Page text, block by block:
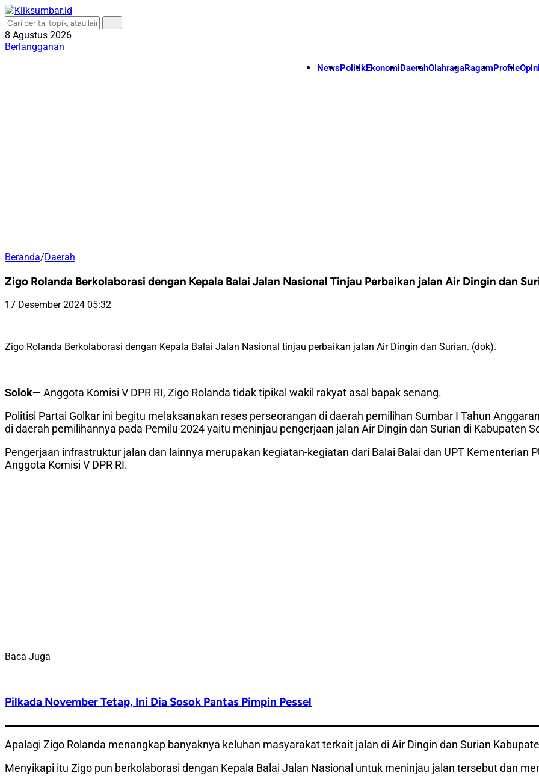
8 Agustus 2026
Berlangganan
NewsPolitikEkonomiDaerahOlahragaRagamProfile
Beranda/Daerah
Zigo Rolanda Berkolaborasi dengan Kepala Balai Jalan Nasional Tinjau Perbaikan jalan Air Dingin dan
17 Desember 2024 05:32
Zigo Rolanda Berkolaborasi dengan Kepala Balai Jalan Nasional tinjau perbaikan jalan Air Dingin dan Surian. (dok).
Solok— Anggota Komisi V DPR RI, Zigo Rolanda tidak tipikal wakil rakyat asal bapak senang.
Politisi Partai Golkar ini begitu melaksanakan reses perseorangan di daerah pemilihan Sumbar I Tahun
di daerah pemilihannya pada Pemilu 2024 yaitu meninjau pengerjaan jalan Air Dingin dan Surian di Kabupaten
Pengerjaan infrastruktur jalan dan lainnya merupakan kegiatan-kegiatan dari Balai Balai dan UPT Kementerian
Anggota Komisi V DPR RI.
Baca Juga
Pilkada November Tetap, Ini Dia Sosok Pantas Pimpin Pessel
Apalagi Zigo Rolanda menangkap banyaknya keluhan masyarakat terkait jalan di Air Dingin dan Surian
Menyikapi itu Zigo pun berkolaborasi dengan Kepala Balai Jalan Nasional untuk meninjau jalan tersebut dan